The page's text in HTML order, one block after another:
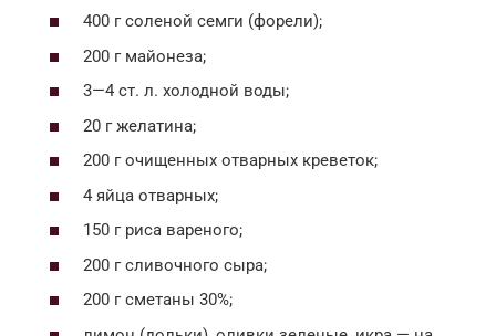
400 г соленой семги (форели);
200 г майонеза;
3—4 ст. л. холодной воды;
20 г желатина;
200 г очищенных отварных креветок;
4 яйца отварных;
150 г риса вареного;
200 г сливочного сыра;
200 г сметаны 30%;